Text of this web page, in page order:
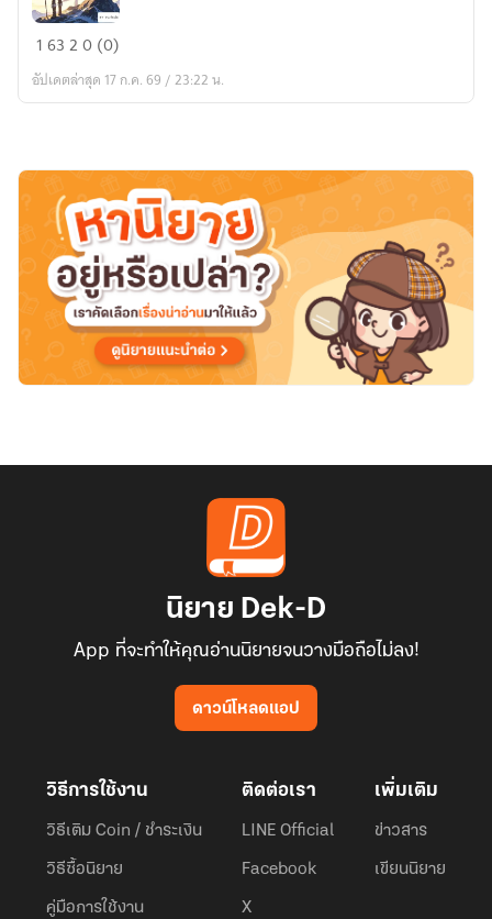
に
な
た
私
人
に
し
て
か
เจ้า
ลาย
เทพ
ฉัน
เลย
เกิด
ใหม่
เป็น
มนุษย์
เพื่อ
ตาม
16320 (0)
อัปเดตล่าสุด 17 ก.ค. 69 / 23:22 น.
นิยาย Dek-D
App ที่จะทำให้คุณอ่านนิยายจนวางมือถือไม่ลง!
ดาวน์โหลดแอป
วิธีการใช้งาน
วิธีเติม Coin / ชำระเงิน
วิธีซื้อนิยาย
คู่มือการใช้งาน
ติดต่อเรา
LINE Official
Facebook
X
เพิ่มเติม
ข่าวสาร
เขียนนิยาย